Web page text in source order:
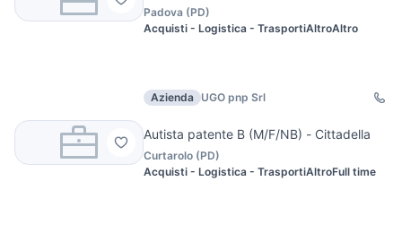
Padova (PD)
Acquisti - Logistica - TrasportiAltroAltro
Azienda UGO pnp Srl
Autista patente B (M/F/NB) - Cittadella
Curtarolo (PD)
Acquisti - Logistica - TrasportiAltroFull time